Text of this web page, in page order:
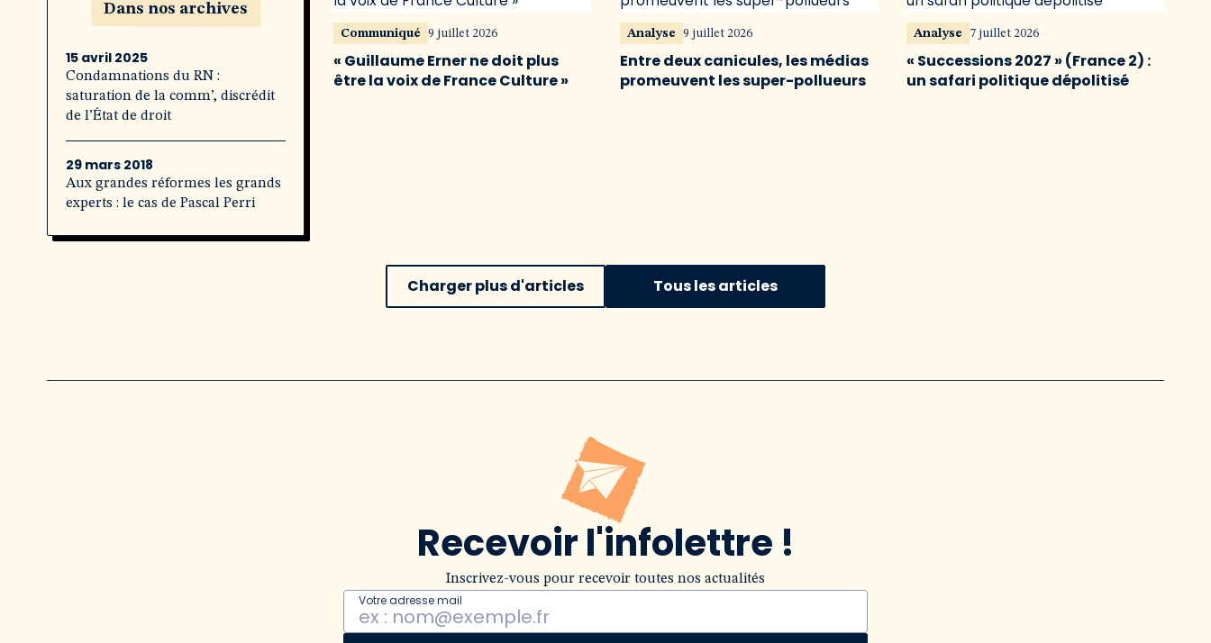
Dans nos archives
15 avril 2025
Condamnations du RN :
saturation de la comm’, discrédit
de l’État de droit
29 mars 2018
Aux grandes réformes les grands
experts : le cas de Pascal Perri
Communiqué 9 juillet 2026
« Guillaume Erner ne doit plus
être la voix de France Culture »
Analyse 9 juillet 2026
Entre deux canicules, les médias
promeuvent les super-pollueurs
Analyse 7 juillet 2026
« Successions 2027 » (France 2) :
un safari politique dépolitisé
Charger plus d'articles Tous les articles
Recevoir l'infolettre !
Inscrivez-vous pour recevoir toutes nos actualités
Votre adresse mail